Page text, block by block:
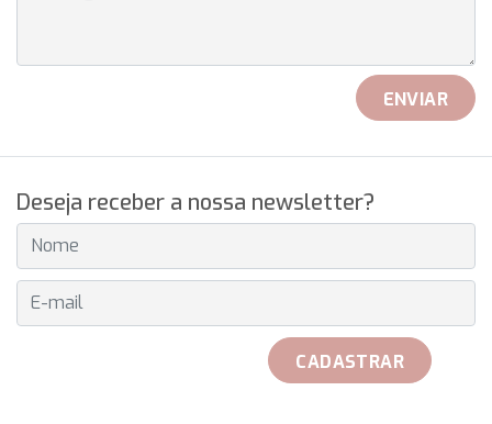
ENVIAR
Deseja receber a nossa newsletter?
E-MAIL
CADASTRAR